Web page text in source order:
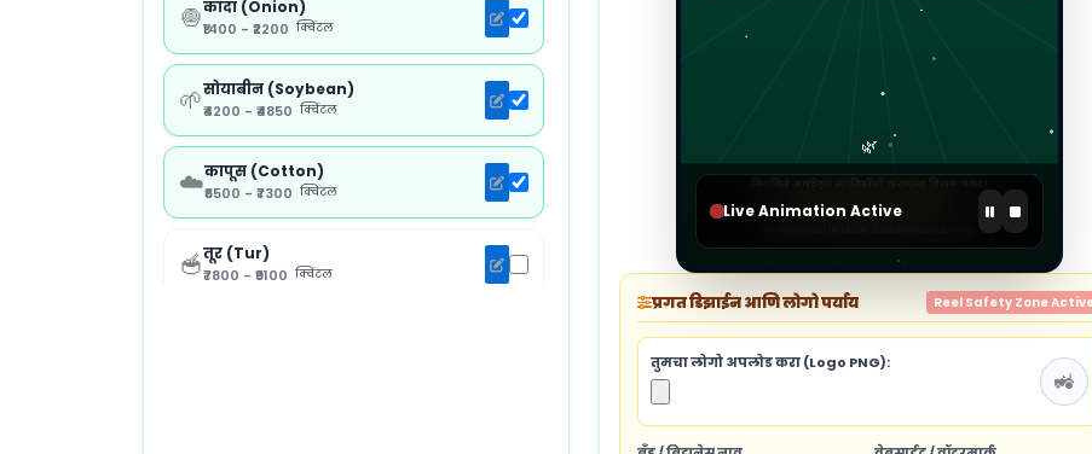
🧅कांदा (Onion)
₹1400 - ₹2200 क्विंटल
🌱सोयाबीन (Soybean)
₹4200 - ₹4850 क्विंटल
☁️कापूस (Cotton)
₹6500 - ₹7300 क्विंटल
🥣तूर (Tur)
₹7800 - ₹9100 क्विंटल
Live Animation Active
प्रगत डिझाईन आणि लोगो पर्याय Reel Safety Zone
तुमचा लोगो अपलोड करा (Logo PNG):
🚜